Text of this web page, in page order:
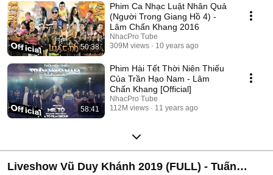
50:38
Phim Ca Nhạc Luật Nhân Quả
(Người Trong Giang Hồ 4) -
Lâm Chấn Khang 2016
NhacPro Tube
309M views
10 years ago
58:41
Phim Hài Tết Thời Niên Thiếu
Của Trần Hạo Nam - Lâm
Chấn Khang [Official]
NhacPro Tube
112M views
11 years ago
Liveshow Vũ Duy Khánh 2019 (FULL) - Tuấn